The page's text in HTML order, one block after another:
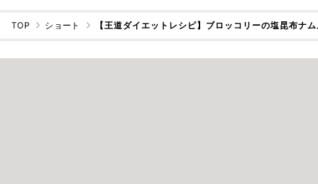
TOP ショート 【王道ダイエットレシピ】ブロッコリーの塩昆布ナ